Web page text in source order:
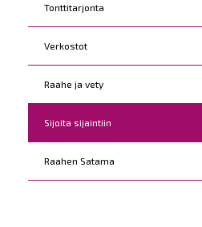
Tonttitarjonta
Verkostot
Raahe ja vety
Sijoita sijaintiin
Raahen Satama